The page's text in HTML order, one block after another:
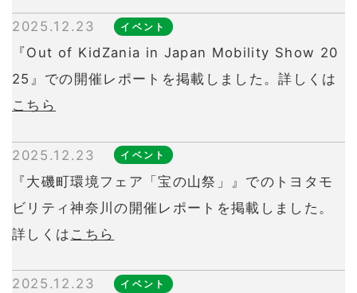
2025.12.23 イベント
『Out of KidZania in Japan Mobility Show 20
25』での開催レポートを掲載しました。詳しくは
こちら
2025.12.23 イベント
『大磯町環境フェア「宝の山祭」』でのトヨタモ
ビリティ神奈川の開催レポートを掲載しました。
詳しくは こちら
2025.12.23 イベント